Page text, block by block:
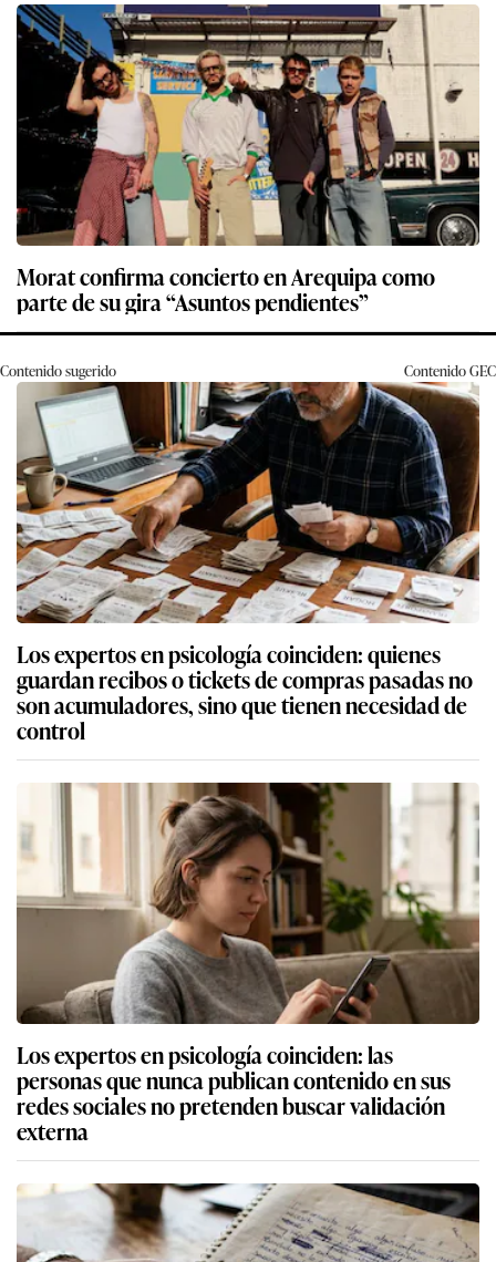
Morat confirma concierto en Arequipa como
parte de su gira “Asuntos pendientes”
Contenido sugerido ContenidoGEC
Los expertos en psicología coinciden: quienes
guardan recibos o tickets de compras pasadas no
son acumuladores, sino que tienen necesidad de
control
Los expertos en psicología coinciden: las
personas que nunca publican contenido en sus
redes sociales no pretenden buscar validación
externa